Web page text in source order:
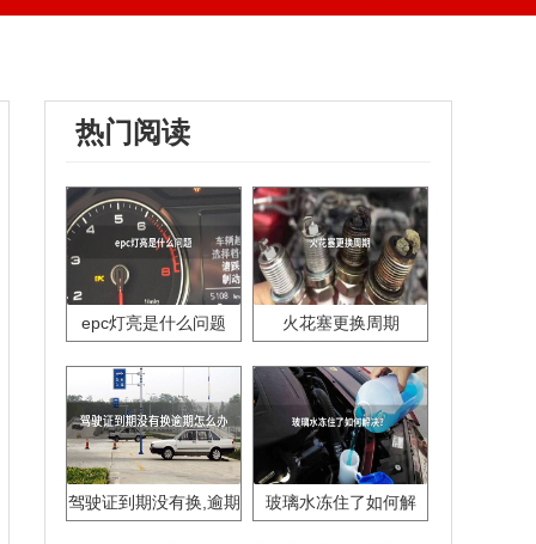
热门阅读
epc灯亮是什么问题 火花塞更换周期
驾驶证到期没有换,逾期
玻璃水冻住了如何解